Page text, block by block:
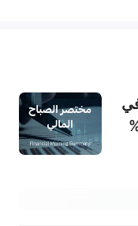
تقدم أي التزامات أو ضمانات.
بنسبة 33%